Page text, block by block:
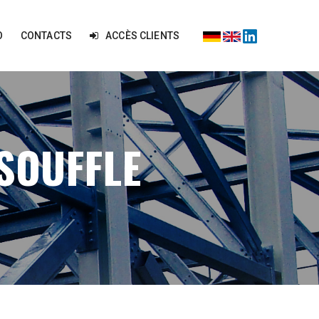
CONTACTS ACCÈS CLIENTS